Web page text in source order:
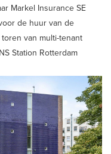
Markel Insurance SE
de huur van de
van multi-tenant
Station Rotterdam